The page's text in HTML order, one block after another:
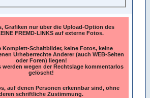
Grafiken nur über die Upload-Option des
FREMD-LINKS auf externe Fotos.
Komplett-Schaltbilder, keine Fotos, keine
Urheberrechte Anderer (auch WEB-Seiten
oder Foren) liegen!
werden wegen der Rechtslage kommentarlos
gelöscht!
auf denen Personen erkennbar sind, ohne
schriftliche Zustimmung.